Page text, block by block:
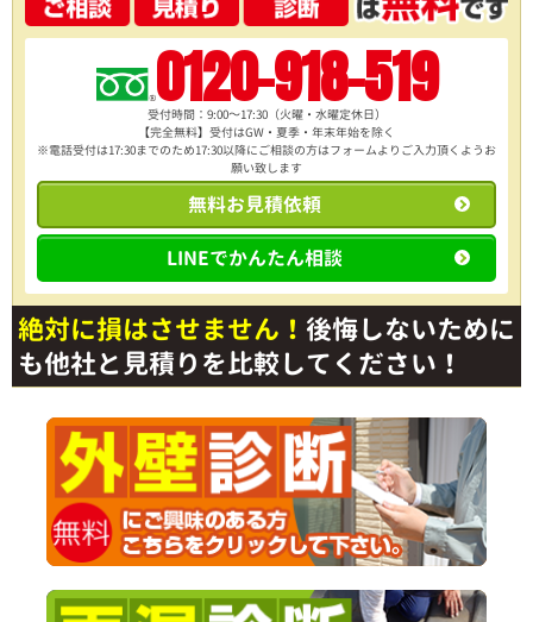
0120-918-519
受付時間：9:00～17:30（火曜・水曜定休日）
【完全無料】受付はGW・夏季・年末年始を除く
※電話受付は17:30までのため17:30以降にご相談の方はフォームよりご入力頂くようお
願い致します
無料お見積依頼
LINEでかんたん相談
絶対に損はさせません！ 後悔しないために
も他社と見積りを比較してください！